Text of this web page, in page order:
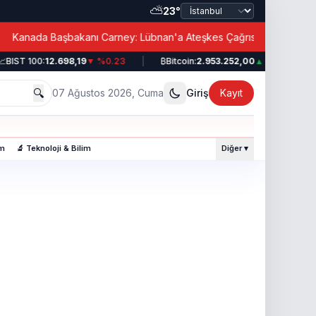
⛅23°
Başbakanı Carney: Lübnan'a Ateşkes Çağrısı!
100:12.698,19▼ %0.23 Bitcoin:2.953.252,00▲ %0.49
🔍 07 Ağustos 2026, Cuma Giriş Kayıt
🔬 Teknoloji & Bilim Diğer ▾